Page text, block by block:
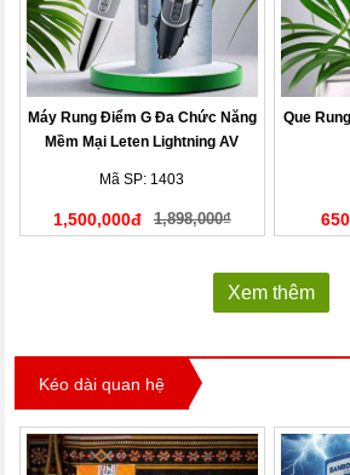
Máy Rung Điểm G Đa Chức Năng
Mềm Mại Leten Lightning AV
Mã SP: 1403
1,500,000đ 1,898,000₫
Que
Xem thêm
Kéo dài quan hệ